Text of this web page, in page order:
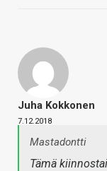
Juha Kokkonen
7.12.2018
Mastadontti
Tämä